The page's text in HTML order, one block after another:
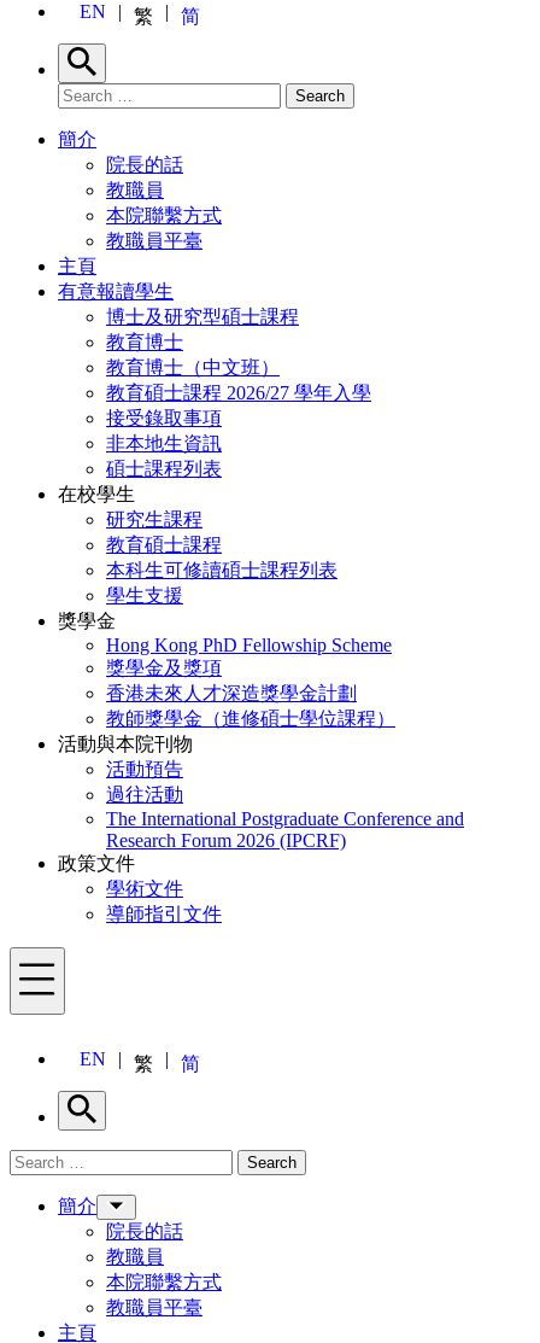
EN 繁 简
Search
Search for: Search
簡介
院長的話
教職員
本院聯繫方式
教職員平臺
主頁
有意報讀學生
博士及研究型碩士課程
教育博士
教育博士（中文班）
教育碩士課程 2026/27 學年入學
接受錄取事項
非本地生資訊
碩士課程列表
在校學生
研究生課程
教育碩士課程
本科生可修讀碩士課程列表
學生支援
獎學金
Hong Kong PhD Fellowship Scheme
獎學金及獎項
香港未來人才深造獎學金計劃
教師獎學金（進修碩士學位課程）
活動與本院刊物
活動預告
過往活動
The International Postgraduate Conference and
Research Forum 2026 (IPCRF)
政策文件
學術文件
導師指引文件
Menu
EN 繁 简
Search
Search for: Search
簡介
院長的話
教職員
本院聯繫方式
教職員平臺
主頁